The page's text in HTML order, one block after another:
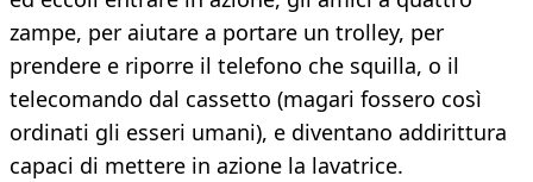
zampe, per aiutare a portare un trolley, per
prendere e riporre il telefono che squilla, o il
telecomando dal cassetto (magari fossero così
ordinati gli esseri umani), e diventano addirittura
capaci di mettere in azione la lavatrice.